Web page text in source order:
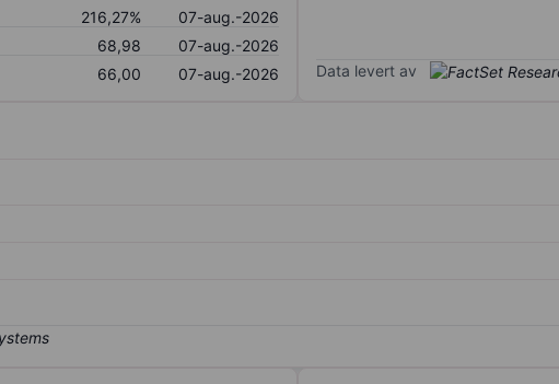
216,27%
07-aug.-2026
68,98
07-aug.-2026
66,00 07-aug.-2026 Data levert av